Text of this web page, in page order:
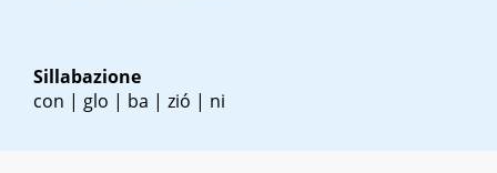
Sillabazione
con | glo | ba | zió | ni